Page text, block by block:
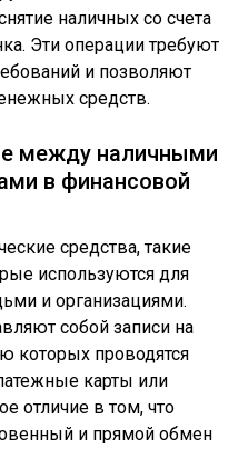
наличных со счета
Эти операции требуют
и позволяют
средств.
между наличными
в финансовой
средства, такие
используются для
и организациями.
собой записи на
которых проводятся
карты или
отличие в том, что
и прямой обмен